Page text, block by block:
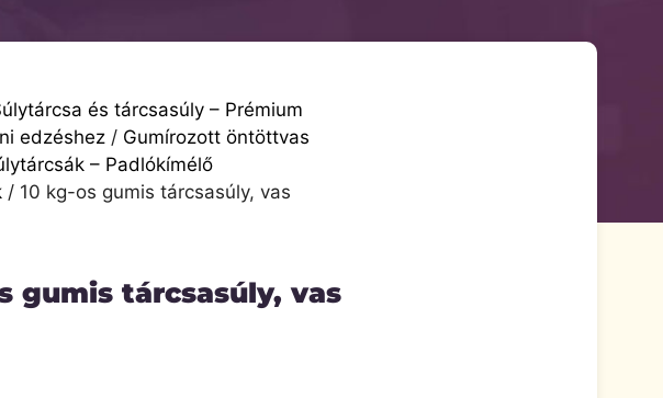
és tárcsasúly – Prémium
edzéshez/ Gumírozott öntöttvas
– Padlókímélő
/ 10 kg-os gumis tárcsasúly, vas
gumis tárcsasúly, vas